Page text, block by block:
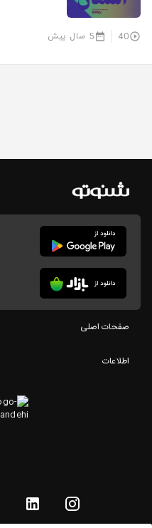
40 5 سال پیش
صفحات اصلی
اطلاعات